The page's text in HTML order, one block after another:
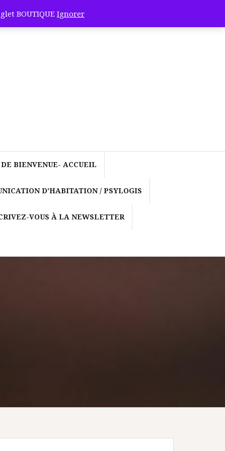
BIENVENUE- ACCUEIL
D’HABITATION / PSYLOGIS
VOUS À LA NEWSLETTER
BOUTIQUE Ignorer